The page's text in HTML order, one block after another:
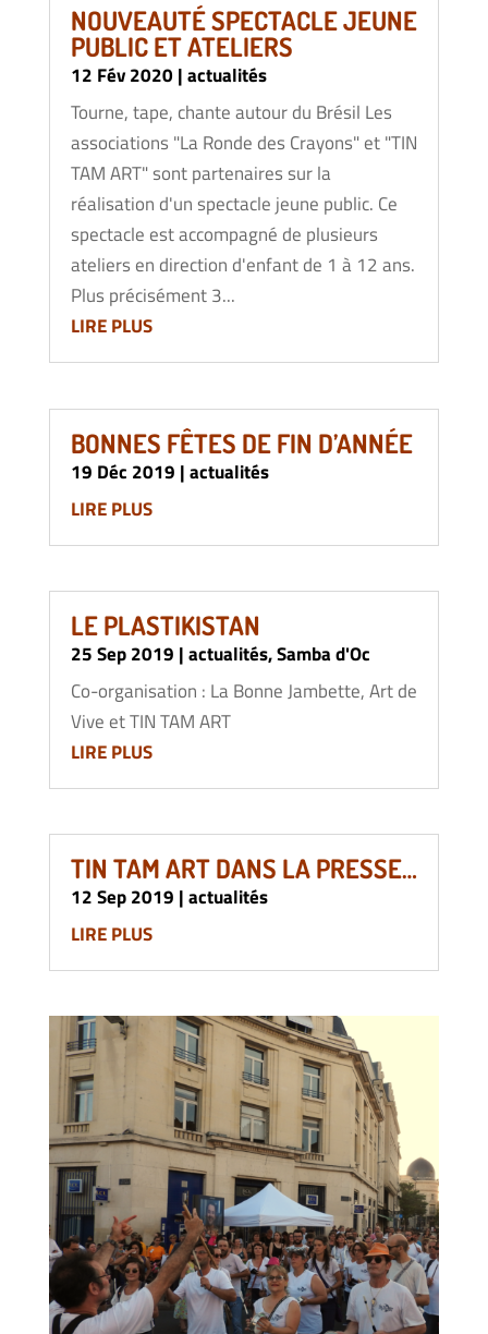
NOUVEAUTÉ SPECTACLE JEUNE
PUBLIC ET ATELIERS
12 Fév 2020|actualités
Tourne, tape, chante autour du Brésil Les
associations "La Ronde des Crayons" et "TIN
TAM ART" sont partenaires sur la
réalisation d'un spectacle jeune public. Ce
spectacle est accompagné de plusieurs
ateliers en direction d'enfant de 1 à 12 ans.
Plus précisément 3...
LIRE PLUS
BONNES FÊTES DE FIN D’ANNÉE
19 Déc 2019 |actualités
LIRE PLUS
LE PLASTIKISTAN
25 Sep 2019 |actualités,Samba d'Oc
Co-organisation : La Bonne Jambette, Art de
Vive et TIN TAM ART
LIRE PLUS
TIN TAM ART DANS LA PRESSE…
12 Sep 2019 |actualités
LIRE PLUS